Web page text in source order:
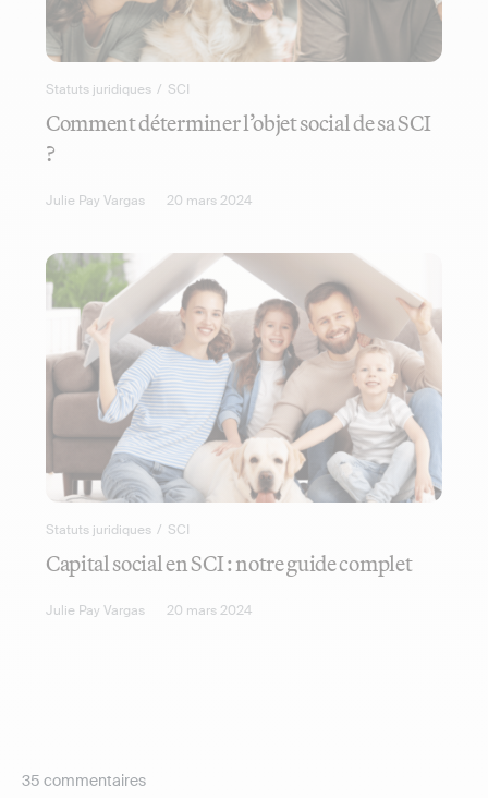
Statuts juridiques / SCI
Comment déterminer l’objet social de sa SCI
?
Julie Pay Vargas 20 mars 2024
Statuts juridiques / SCI
Capital social en SCI : notre guide complet
Julie Pay Vargas 20 mars 2024
35 commentaires